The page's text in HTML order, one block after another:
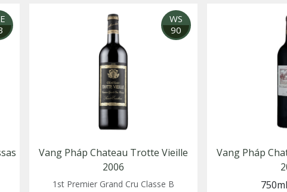
WS
90
Vang Pháp Chateau Trotte Vieille
2006
1st Premier Grand Cru Classe B
Vang Pháp
750ml